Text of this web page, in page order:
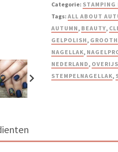
Categorie: STAMPING
Tags: ALL ABOUT
AUTUMN, BEAUTY,
GELPOLISH,
NAGELLAK,
NEDERLAND,
STEMPELNAGELLAK,